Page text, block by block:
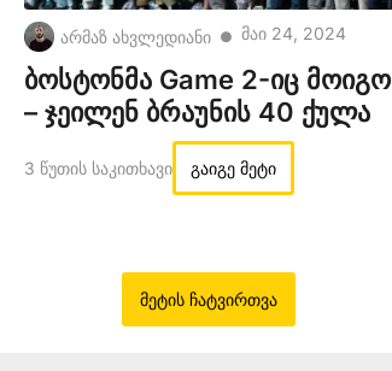
არმაზ ახვლედიანი ● Მაი 24, 2024
ბოსტონმა Game 2-იც მოიგო
– ჯეილენ ბრაუნის 40 ქულა
3 Წუთის Საკითხავი გაიგე მეტი
მეტის ჩატვირთვა